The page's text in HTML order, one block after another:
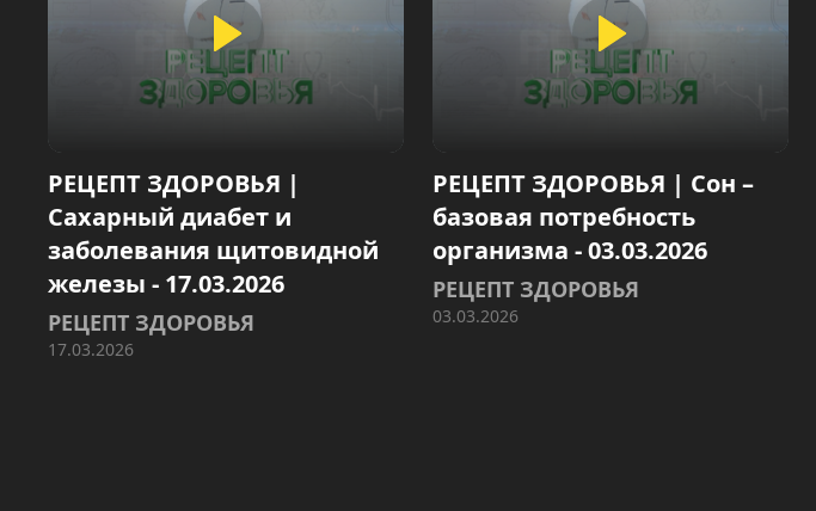
РЕЦЕПТ ЗДОРОВЬЯ |
Сахарный диабет и
заболевания щитовидной
железы - 17.03.2026
РЕЦЕПТ ЗДОРОВЬЯ
17.03.2026
РЕЦЕПТ ЗДОРОВЬЯ | Сон –
базовая потребность
организма - 03.03.2026
РЕЦЕПТ ЗДОРОВЬЯ
03.03.2026